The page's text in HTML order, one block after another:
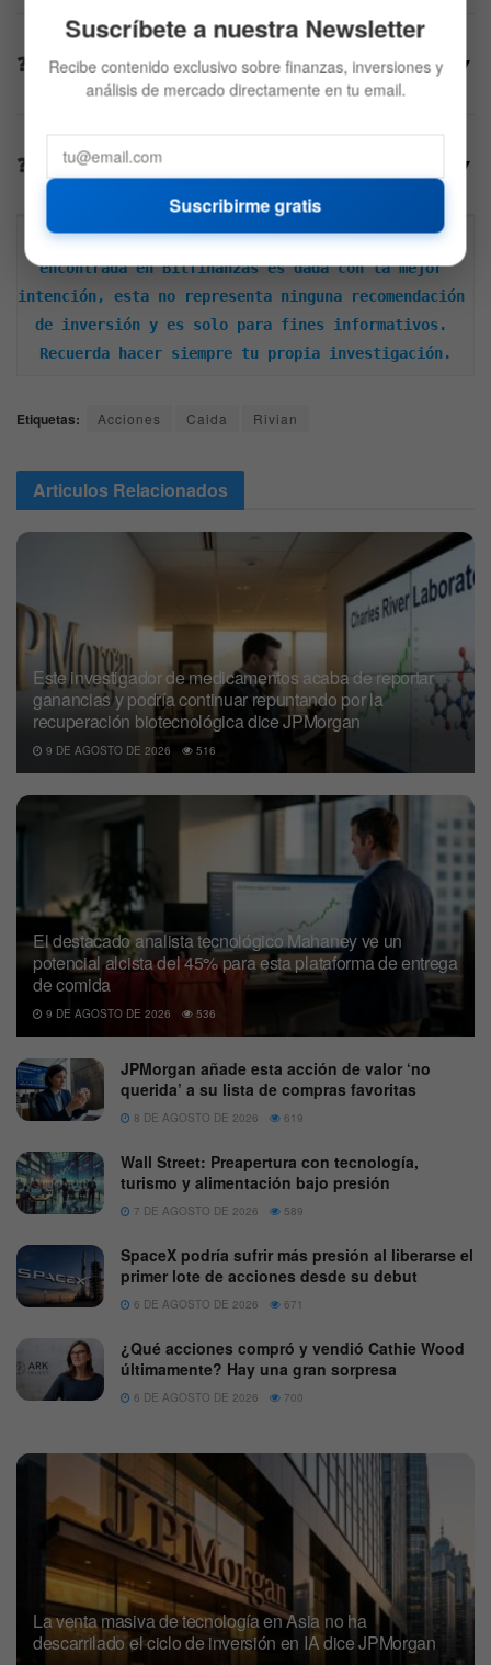
planea recaudar?
▼
¿Cómo se encuentran las finanzas de la
compañía tras los últimos anuncios?
▼
Descargo de responsabilidad: Toda la información
encontrada en Bitfinanzas es dada con la mejor
intención, esta no representa ninguna recomendación
de inversión y es solo para fines informativos.
Recuerda hacer siempre tu propia investigación.
Etiquetas: Acciones Caida Rivian
Articulos Relacionados
Este investigador de medicamentos acaba de reportar
ganancias y podría continuar repuntando por la
recuperación biotecnológica dice JPMorgan
9 DE AGOSTO DE 2026 516
El destacado analista tecnológico Mahaney ve un
potencial alcista del 45% para esta plataforma de entrega
de comida
9 DE AGOSTO DE 2026 536
JPMorgan añade esta acción de valor ‘no
querida’ a su lista de compras favoritas
8 DE AGOSTO DE 2026 619
Wall Street: Preapertura con tecnología,
turismo y alimentación bajo presión
7 DE AGOSTO DE 2026 589
SpaceX podría sufrir más presión al liberarse el
primer lote de acciones desde su debut
6 DE AGOSTO DE 2026 671
¿Qué acciones compró y vendió Cathie Wood
últimamente? Hay una gran sorpresa
6 DE AGOSTO DE 2026 700
La venta masiva de tecnología en Asia no ha
descarrilado el ciclo de inversión en IA dice JPMorgan
Suscríbete a nuestra Newsletter
Recibe contenido exclusivo sobre finanzas, inversiones y
análisis de mercado directamente en tu email.
Suscribirme gratis